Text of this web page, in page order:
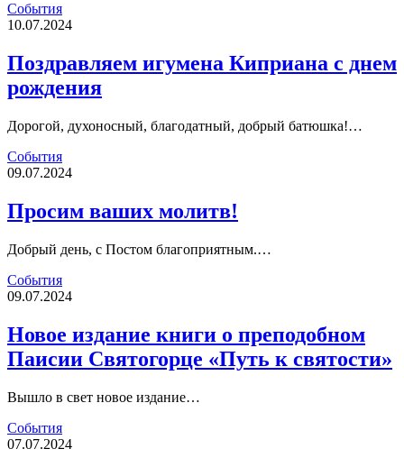
События
10.07.2024
Поздравляем игумена Киприана с днем
рождения
Дорогой, духоносный, благодатный, добрый батюшка!…
События
09.07.2024
Просим ваших молитв!
Добрый день, с Постом благоприятным.…
События
09.07.2024
Новое издание книги о преподобном
Паисии Святогорце «Путь к святости»
Вышло в свет новое издание…
События
07.07.2024